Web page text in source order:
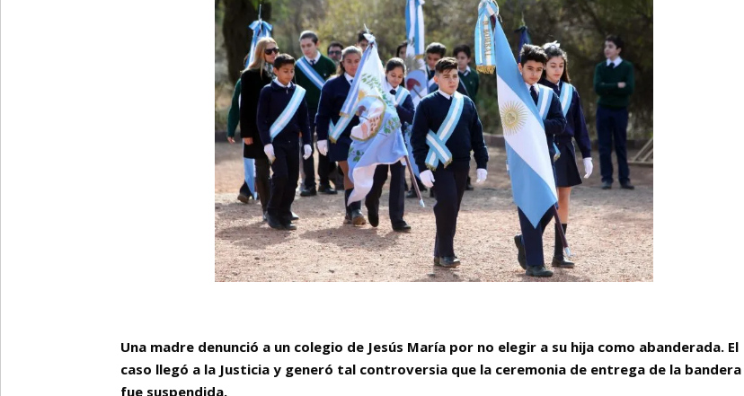
Una madre denunció a un colegio de Jesús María por no elegir a su hija como abanderada. El
caso llegó a la Justicia y generó tal controversia que la ceremonia de entrega de la bandera
fue suspendida.